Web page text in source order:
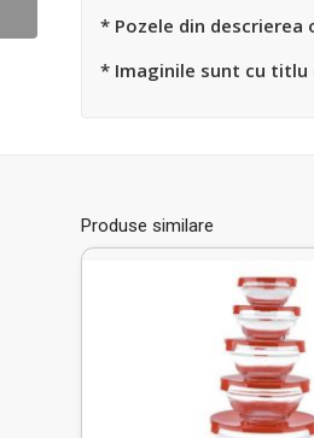
* Pozele din
* Imaginile sunt cu titlu
Produse similare